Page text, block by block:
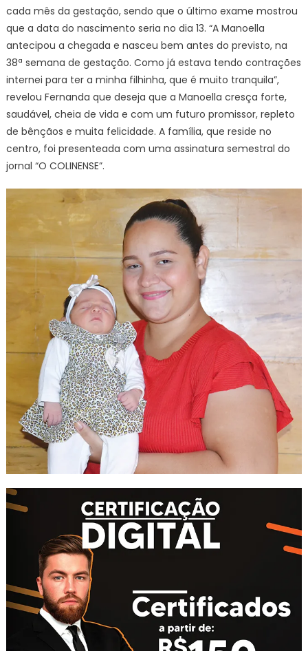
cada mês da gestação, sendo que o último exame mostrou
que a data do nascimento seria no dia 13. “A Manoella
antecipou a chegada e nasceu bem antes do previsto, na
38ª semana de gestação. Como já estava tendo contrações
internei para ter a minha filhinha, que é muito tranquila”,
revelou Fernanda que deseja que a Manoella cresça forte,
saudável, cheia de vida e com um futuro promissor, repleto
de bênçãos e muita felicidade. A família, que reside no
centro, foi presenteada com uma assinatura semestral do
jornal “O COLINENSE”.